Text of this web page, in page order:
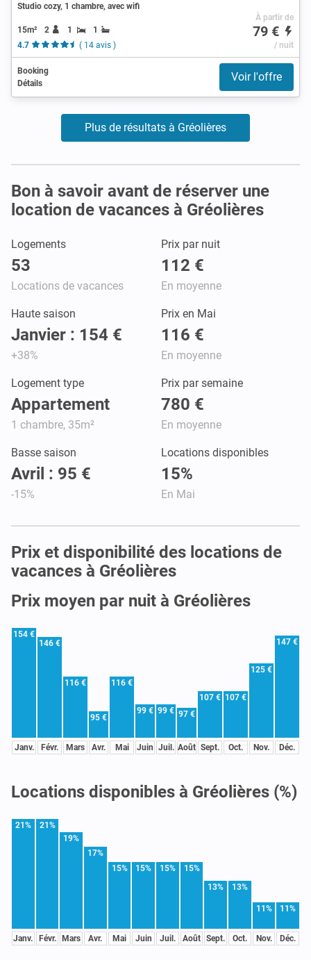
Studio cozy, 1 chambre, avec wifi
15m² 2 1
1
4.7
( 14 avis )
À partir de
79 €
/ nuit
Booking
Détails
Voir l'offre
Plus de résultats à Gréolières
Bon à savoir avant de réserver une
location de vacances à Gréolières
Logements
53
Locations de vacances
Prix par nuit
112 €
En moyenne
Haute saison
Janvier : 154 €
+38%
Prix en Mai
116 €
En moyenne
Logement type
Appartement
1 chambre, 35m²
Prix par semaine
780 €
En moyenne
Basse saison
Avril : 95 €
-15%
Locations disponibles
15%
En Mai
Prix et disponibilité des locations de
vacances à Gréolières
Prix moyen par nuit à Gréolières
154 €
Janv.
146 €
Févr.
116 €
Mars
95 €
Avr.
116 €
Mai
99 €
Juin
99 €
Juil.
97 €
Août
107 €
Sept.
107 €
Oct.
125 €
Nov.
147 €
Déc.
Locations disponibles à Gréolières (%)
21%
Janv.
21%
Févr.
19%
Mars
17%
Avr.
15%
Mai
15%
Juin
15%
Juil.
15%
Août
13%
Sept.
13%
Oct.
11%
Nov.
11%
Déc.